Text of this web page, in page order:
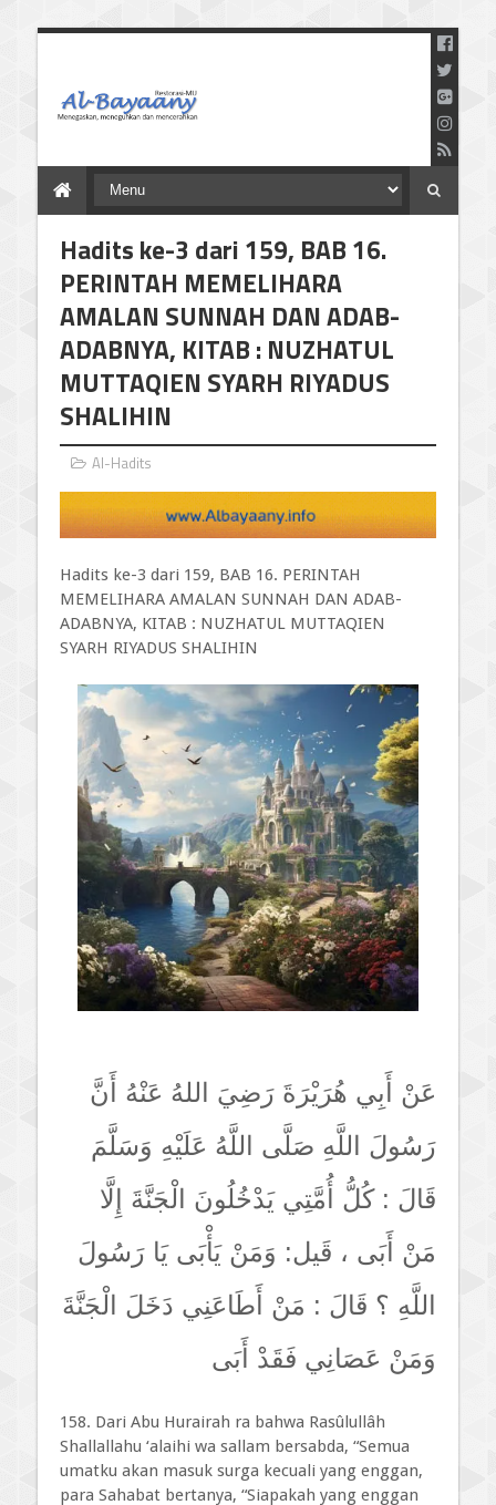
dan Mencerahkan
Hadits ke-3 dari 159, BAB 16.
PERINTAH MEMELIHARA
AMALAN SUNNAH DAN ADAB-
ADABNYA, KITAB : NUZHATUL
MUTTAQIEN SYARH RIYADUS
SHALIHIN
Al-Hadits
Hadits ke-3 dari 159, BAB 16. PERINTAH
MEMELIHARA AMALAN SUNNAH DAN ADAB-
ADABNYA, KITAB : NUZHATUL MUTTAQIEN
SYARH RIYADUS SHALIHIN
عَنْ أَبِي هُرَيْرَةَ رَضِيَ اللهُ عَنْهُ أَنَّ
رَسُولَ اللَّهِ صَلَّى اللَّهُ عَلَيْهِ وَسَلَّمَ
قَالَ : كُلُّ أُمَّتِي يَدْخُلُونَ الْجَنَّةَ إِلَّا
مَنْ أَبَى ، قَيل: وَمَنْ يَأْبَى يَا رَسُولَ
اللَّهِ ؟ قَالَ : مَنْ أَطَاعَنِي دَخَلَ الْجَنَّةَ
وَمَنْ عَصَانِي فَقَدْ أَبَى
158. Dari Abu Hurairah ra bahwa Rasûlullâh
Shallallahu ‘alaihi wa sallam bersabda, “Semua
umatku akan masuk surga kecuali yang enggan,
para Sahabat bertanya, “Siapakah yang enggan